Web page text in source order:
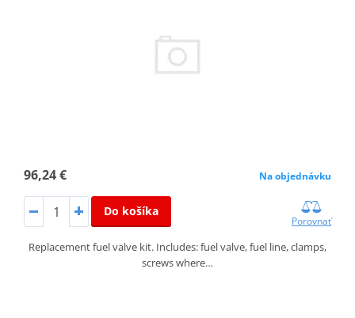
96,24 € Na objednávku
Do košíka
Porovnať
Replacement fuel valve kit. Includes: fuel valve, fuel line, clamps,
screws where…